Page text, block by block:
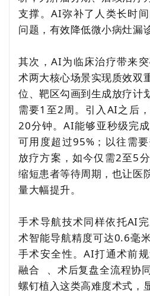
支撑。AI弥补了人类长时
问题，有效降低微小病灶漏
其次，AI为临床治疗带来
术两大核心场景实现质效双
位、靶区勾画到生成放疗计
需要1至2周。引入AI之后
20分钟。AI能够亚秒级完
可用度超过95%；以往需
放疗方案，如今仅需2至5
缩短患者等待周期，也让医
量大幅提升。
手术导航技术同样依托AI
术智能导航精度可达0.6毫
手术安全性。AI打通术前
融合
、术后复盘全流程协
螺钉植入这类高难度术式，